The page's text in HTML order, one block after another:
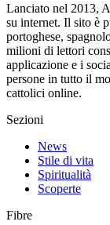
Lanciato nel 2013,
su internet. Il sito è
portoghese,
milioni di lettori
applicazione e i
persone in tutto il
cattolici online.
Sezioni
News
Stile di vita
Spiritualità
Scoperte
Fibre